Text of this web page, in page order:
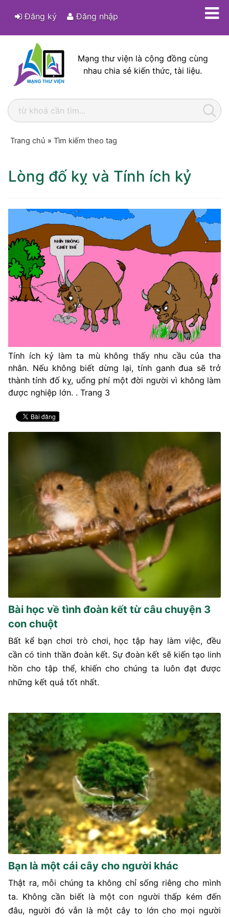
Đăng ký Đăng nhập
Mạng thư viện là cộng đồng cùng
nhau chia sẻ kiến thức, tài liệu.
Trang chủ » Tìm kiếm theo tag
Lòng đố kỵ và Tính ích kỷ
Tính ích kỷ làm ta mù không thấy nhu cầu của tha
nhân. Nếu không biết dừng lại, tính ganh đua sẽ trở
thành tính đố kỵ, uổng phí một đời người vì không làm
được nghiệp lớn. . Trang 3
Bài học về tình đoàn kết từ câu chuyện 3
con chuột
Bất kể bạn chơi trò chơi, học tập hay làm việc, đều
cần có tinh thần đoàn kết. Sự đoàn kết sẽ kiến tạo linh
hồn cho tập thể, khiến cho chúng ta luôn đạt được
những kết quả tốt nhất.
Bạn là một cái cây cho người khác
Thật ra, mỗi chúng ta không chỉ sống riêng cho mình
ta. Không cần biết là một con người thấp kém đến
đâu, người đó vẫn là một cây to lớn cho mọi người